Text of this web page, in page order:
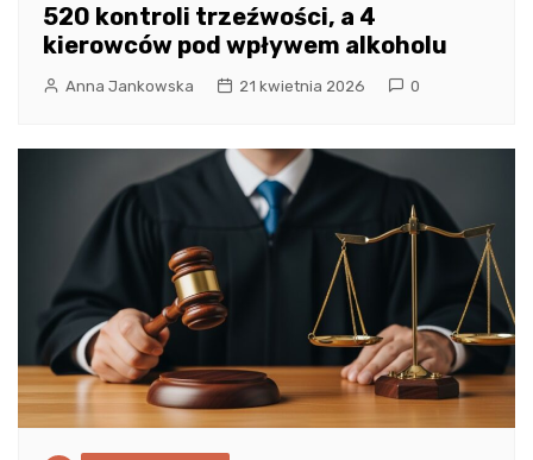
520 kontroli trzeźwości, a 4
kierowców pod wpływem alkoholu
Anna Jankowska 21 kwietnia 2026 0